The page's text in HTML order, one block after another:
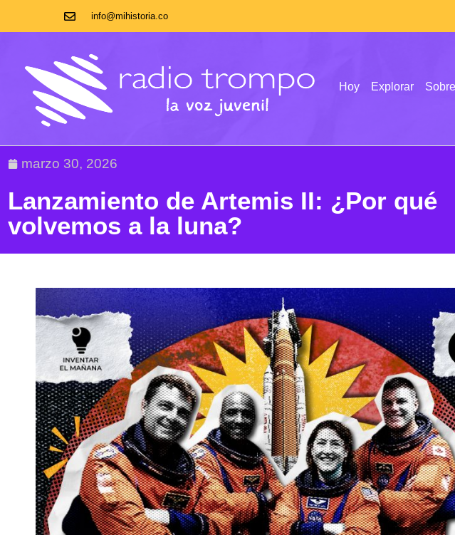
info@mihistoria.co
Hoy Explorar
marzo 30, 2026
Lanzamiento de Artemis II: ¿Por qué
volvemos a la luna?